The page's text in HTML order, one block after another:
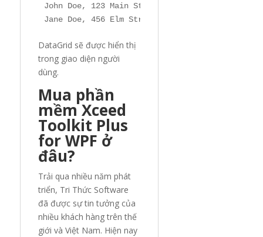
John Doe, 123 Main Street, 123-456-7890
DataGrid sẽ được hiển thị
trong giao diện người
dùng.
Mua phần
mềm Xceed
Toolkit Plus
for WPF ở
đâu?
Trải qua nhiều năm phát
triển, Tri Thức Software
đã được sự tin tưởng của
nhiều khách hàng trên thế
giới và Việt Nam. Hiện nay